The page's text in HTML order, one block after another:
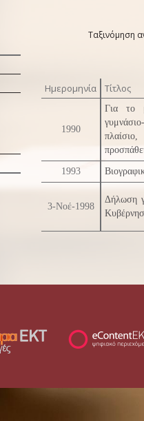
Ταξινόμηση
Ημερομηνία Τίτλος
1990
Για το
1993
3-Νοέ-1998
Δήλωση